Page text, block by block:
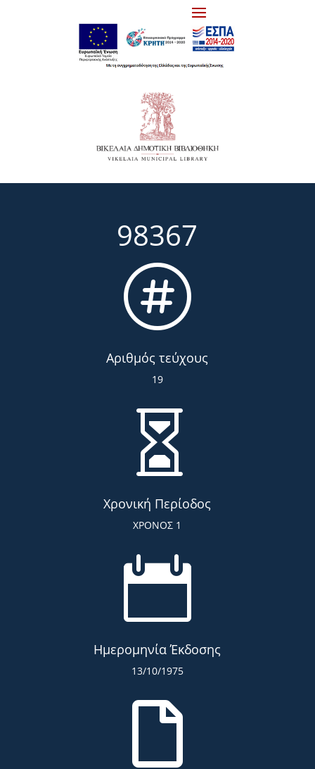
98367

Αριθμός τεύχους
19

Χρονική Περίοδος
ΧΡΟΝΟΣ 1

Ημερομηνία Έκδοσης
13/10/1975
